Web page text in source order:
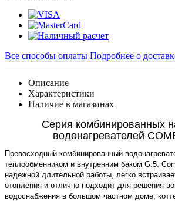
Все способы оплаты Подробнее о
Описание
Характеристики
Наличие в магазинах
Серия комбинированных
водонагревателей
Превосходный комбинированный
теплообменником и внутренним баком G.5.
надежной длительной работы, легко
отопления и отлично подходит для решения
водоснабжения в большом частном доме,